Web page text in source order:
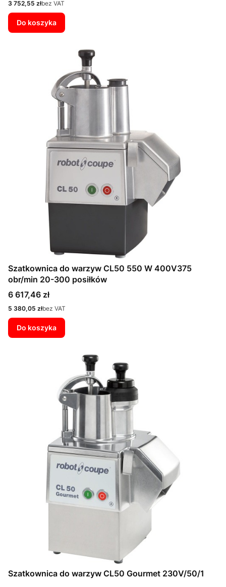
Cena
3 752,55 złbez VAT
Do koszyka
Szatkownica do warzyw CL50 550 W 400V375
obr/min 20-300 posiłków
Cena
6 617,46 zł
Cena
5 380,05 złbez VAT
Do koszyka
Szatkownica do warzyw CL50 Gourmet 230V/50/1